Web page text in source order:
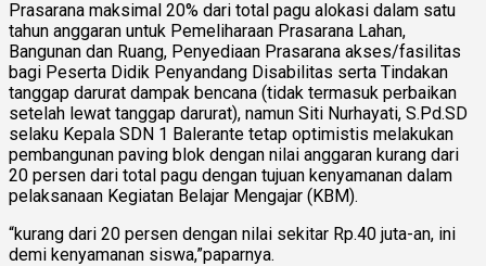
Prasarana maksimal 20% dari total pagu alokasi dalam satu
tahun anggaran untuk Pemeliharaan Prasarana Lahan,
Bangunan dan Ruang, Penyediaan Prasarana akses/fasilitas
bagi Peserta Didik Penyandang Disabilitas serta Tindakan
tanggap darurat dampak bencana (tidak termasuk perbaikan
setelah lewat tanggap darurat), namun Siti Nurhayati, S.Pd.SD
selaku Kepala SDN 1 Balerante tetap optimistis melakukan
pembangunan paving blok dengan nilai anggaran kurang dari
20 persen dari total pagu dengan tujuan kenyamanan dalam
pelaksanaan Kegiatan Belajar Mengajar (KBM).
“kurang dari 20 persen dengan nilai sekitar Rp.40 juta-an, ini
demi kenyamanan siswa,”paparnya.